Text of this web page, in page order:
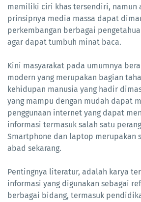
memiliki ciri khas tersendiri, namun
prinsipnya media massa dapat
perkembangan berbagai
agar dapat tumbuh minat baca.
Kini masyarakat pada umumnya
modern yang merupakan bagian
kehidupan manusia yang hadir
yang mampu dengan mudah dapat
penggunaan internet yang dapat
informasi termasuk salah satu
Smartphone dan laptop merupakan
abad sekarang.
Pentingnya literatur, adalah karya
informasi yang digunakan sebagai
berbagai bidang, termasuk